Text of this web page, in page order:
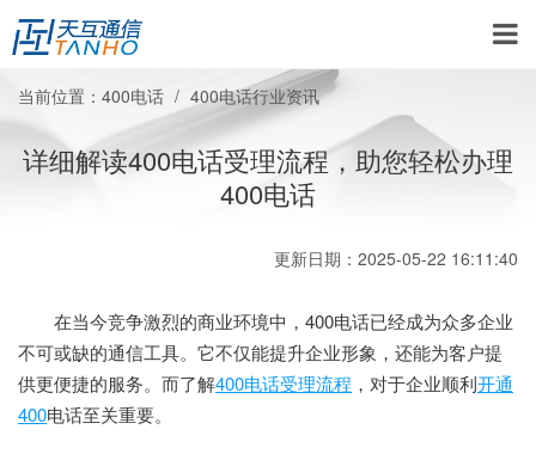
当前位置： 400电话 400电话行业资讯
详细解读400电话受理流程，助您轻松办理
400电话
更新日期：2025-05-22 16:11:40
在当今竞争激烈的商业环境中，400电话已经成为众多企业
不可或缺的通信工具。它不仅能提升企业形象，还能为客户提
供更便捷的服务。而了解400电话受理流程 ，对于企业顺利开通
400电话至关重要。